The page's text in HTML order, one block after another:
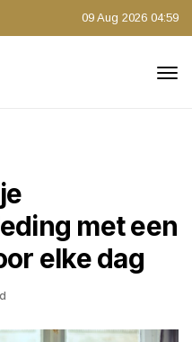
09 Aug 2026 04:59
met een
elke dag